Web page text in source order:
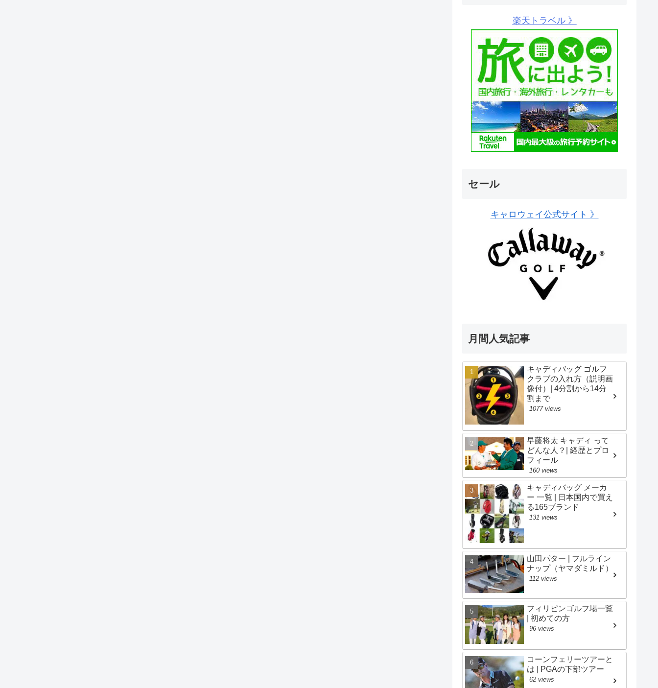
楽天トラベル 》
セール
キャロウェイ公式サイト 》
月間人気記事
キャディバッグ ゴルフ
クラブの入れ方（説明画
像付）| 4分割から14分
割まで
1077 views
早藤将太 キャディ って
どんな人？| 経歴とプロ
フィール
160 views
キャディバッグ メーカ
ー 一覧 | 日本国内で買え
る165ブランド
131 views
山田パター | フルライン
ナップ（ヤマダミルド）
112 views
フィリピンゴルフ場一覧
| 初めての方
96 views
コーンフェリーツアーと
は | PGAの下部ツアー
62 views